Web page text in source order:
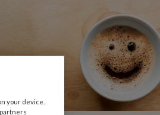
your device.